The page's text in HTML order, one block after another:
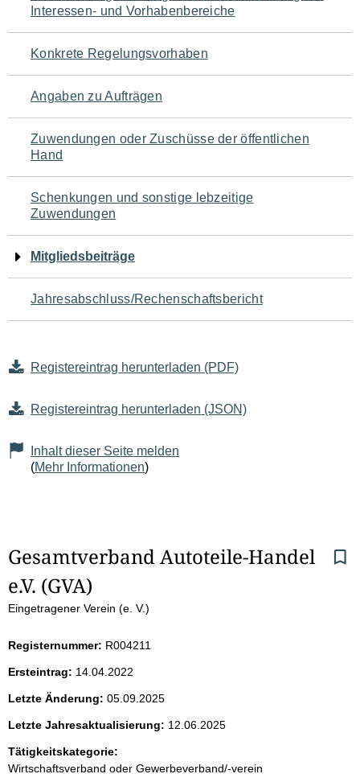
den
Seiteninhalt
Interessen- und Vorhabenbereiche
Konkrete Regelungsvorhaben
Angaben zu Aufträgen
Zuwendungen oder Zuschüsse der öffentlichen
Hand
Schenkungen und sonstige lebzeitige
Zuwendungen
Mitgliedsbeiträge
Jahresabschluss/Rechenschaftsbericht
Registereintrag herunterladen (PDF)
Registereintrag herunterladen (JSON)
Inhalt dieser Seite melden
(Mehr Informationen)
S
e
t
e
n
i
Gesamtverband Autoteile-Handel
e.V. (GVA)
Eingetragener Verein (e. V.)
Registernummer: R004211
Ersteintrag: 14.04.2022
Letzte Änderung: 05.09.2025
Letzte Jahresaktualisierung: 12.06.2025
Tätigkeitskategorie:
Wirtschaftsverband oder Gewerbeverband/-verein